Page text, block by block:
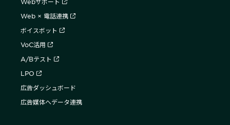
Webサポート
Web × 電話連携
ボイスボット
VoC活用
A/Bテスト
LPO
広告ダッシュボード
広告媒体へデータ連携